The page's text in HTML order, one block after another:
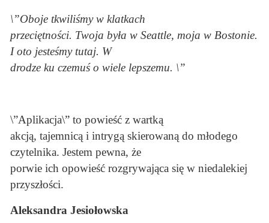
\”Oboje tkwiliśmy w klatkach
przeciętności. Twoja była w Seattle, moja w Bostonie.
I oto jesteśmy tutaj. W
drodze ku czemuś o wiele lepszemu. \”
\”Aplikacja\” to powieść z wartką
akcją, tajemnicą i intrygą skierowaną do młodego
czytelnika. Jestem pewna, że
porwie ich opowieść rozgrywająca się w niedalekiej
przyszłości.
Aleksandra Jesiołowska